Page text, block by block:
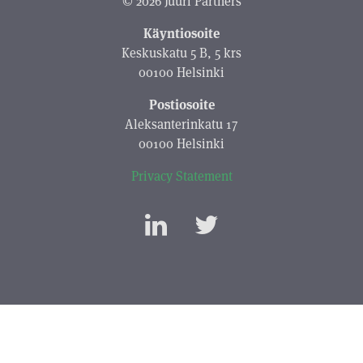
Käyntiosoite
Keskuskatu 5 B, 5 krs
00100 Helsinki
Postiosoite
Aleksanterinkatu 17
00100 Helsinki
Privacy Statement